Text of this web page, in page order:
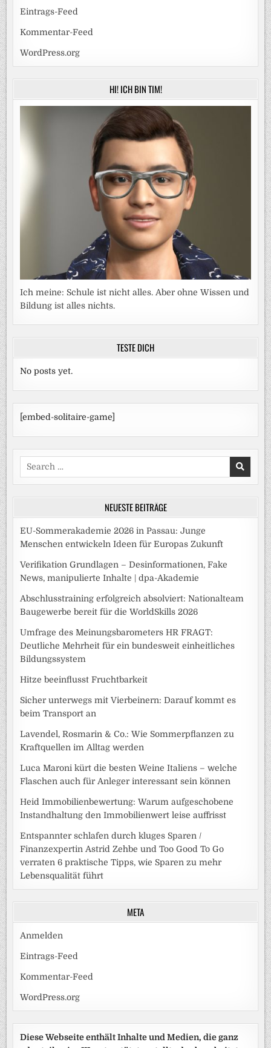
Eintrags-Feed
Kommentar-Feed
WordPress.org
HI! ICH BIN TIM!
Ich meine: Schule ist nicht alles. Aber ohne Wissen und
Bildung ist alles nichts.
TESTE DICH
No posts yet.
[embed-solitaire-game]
Search
for:
NEUESTE BEITRÄGE
EU-Sommerakademie 2026 in Passau: Junge
Menschen entwickeln Ideen für Europas Zukunft
Verifikation Grundlagen – Desinformationen, Fake
News, manipulierte Inhalte | dpa-Akademie
Abschlusstraining erfolgreich absolviert: Nationalteam
Baugewerbe bereit für die WorldSkills 2026
Umfrage des Meinungsbarometers HR FRAGT:
Deutliche Mehrheit für ein bundesweit einheitliches
Bildungssystem
Hitze beeinflusst Fruchtbarkeit
Sicher unterwegs mit Vierbeinern: Darauf kommt es
beim Transport an
Lavendel, Rosmarin & Co.: Wie Sommerpflanzen zu
Kraftquellen im Alltag werden
Luca Maroni kürt die besten Weine Italiens – welche
Flaschen auch für Anleger interessant sein können
Heid Immobilienbewertung: Warum aufgeschobene
Instandhaltung den Immobilienwert leise auffrisst
Entspannter schlafen durch kluges Sparen /
Finanzexpertin Astrid Zehbe und Too Good To Go
verraten 6 praktische Tipps, wie Sparen zu mehr
Lebensqualität führt
META
Anmelden
Eintrags-Feed
Kommentar-Feed
WordPress.org
Diese Webseite enthält Inhalte und Medien, die ganz